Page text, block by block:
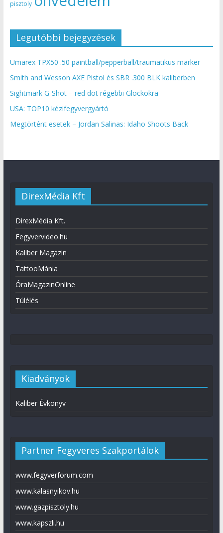
pisztoly
Legutóbbi bejegyzések
Umarex TPX50 .50 paintball/pepperball/traumatikus marker
Smith and Wesson AXE Pistol és SBR .300 BLK kaliberben
Sightmark G-Shot – red dot régebbi Glockokra
USA: TOP10 kézifegyvergyártó
Megtörtént esetek – Jordan Salinas: Idaho Shoots Back
DirexMédia Kft
DirexMédia Kft.
Fegyvervideo.hu
Kaliber Magazin
TattooMánia
ÓraMagazinOnline
Túlélés
Kiadványok
Kaliber Évkönyv
Partner Fegyveres Szakportálok
www.fegyverforum.com
www.kalasnyikov.hu
www.gazpisztoly.hu
www.kapszli.hu